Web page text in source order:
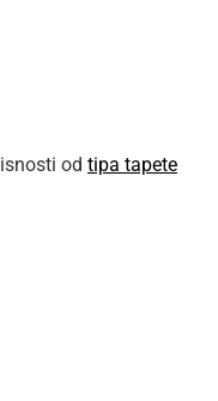
od tipa tapete